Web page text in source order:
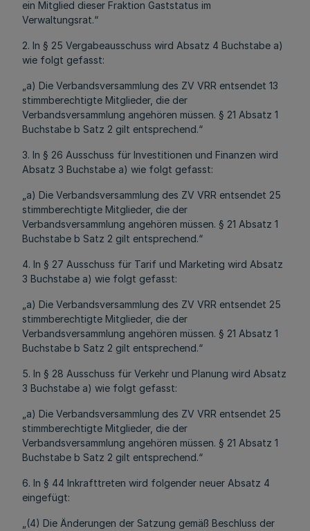
ein Mitglied dieser Fraktion Gaststatus im
Verwaltungsrat.“
2. In § 25 Vergabeausschuss wird Absatz 4 Buchstabe a)
wie folgt gefasst:
„a) Die Verbandsversammlung des ZV VRR entsendet 13
stimmberechtigte Mitglieder, die der
Verbandsversammlung angehören müssen. § 21 Absatz 1
Buchstabe b Satz 2 gilt entsprechend.“
3. In § 26 Ausschuss für Investitionen und Finanzen wird
Absatz 3 Buchstabe a) wie folgt gefasst:
„a) Die Verbandsversammlung des ZV VRR entsendet 25
stimmberechtigte Mitglieder, die der
Verbandsversammlung angehören müssen. § 21 Absatz 1
Buchstabe b Satz 2 gilt entsprechend.“
4. In § 27 Ausschuss für Tarif und Marketing wird Absatz
3 Buchstabe a) wie folgt gefasst:
„a) Die Verbandsversammlung des ZV VRR entsendet 25
stimmberechtigte Mitglieder, die der
Verbandsversammlung angehören müssen. § 21 Absatz 1
Buchstabe b Satz 2 gilt entsprechend.“
5. In § 28 Ausschuss für Verkehr und Planung wird Absatz
3 Buchstabe a) wie folgt gefasst:
„a) Die Verbandsversammlung des ZV VRR entsendet 25
stimmberechtigte Mitglieder, die der
Verbandsversammlung angehören müssen. § 21 Absatz 1
Buchstabe b Satz 2 gilt entsprechend.“
6. In § 44 Inkrafttreten wird folgender neuer Absatz 4
eingefügt:
„(4) Die Änderungen der Satzung gemäß Beschluss der